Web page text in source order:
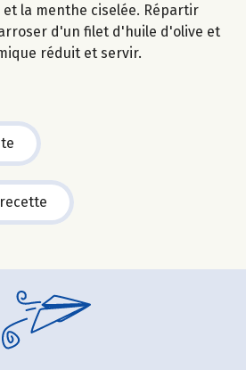
la menthe ciselée. Répartir
d'un filet d'huile d'olive et
réduit et servir.